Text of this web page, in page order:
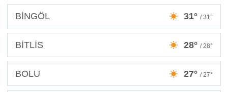
BİNGÖL 31° / 31°
BİTLİS 28° / 28°
BOLU 27° / 27°